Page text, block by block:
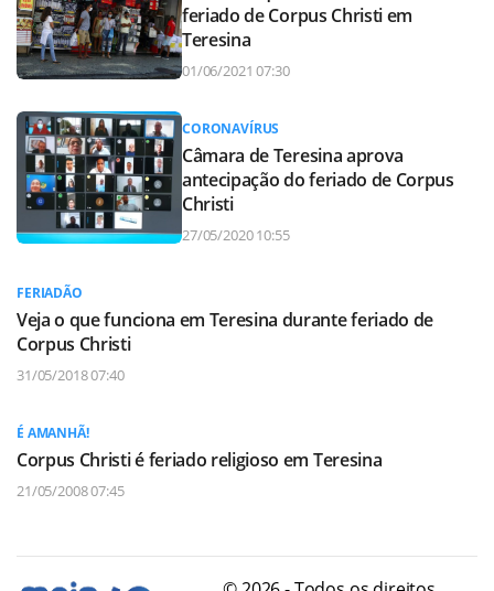
feriado de Corpus Christi em
Teresina
01/06/2021 07:30
CORONAVÍRUS
Câmara de Teresina aprova
antecipação do feriado de Corpus
Christi
27/05/2020 10:55
FERIADÃO
Veja o que funciona em Teresina durante feriado de
Corpus Christi
31/05/2018 07:40
É AMANHÃ!
Corpus Christi é feriado religioso em Teresina
21/05/2008 07:45